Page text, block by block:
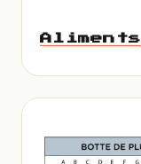
Aliments